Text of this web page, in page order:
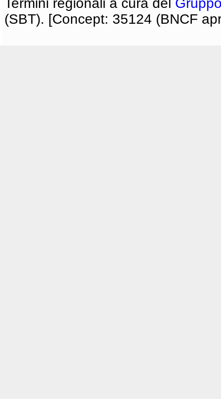
Termini regionali a cura del
(SBT). [Concept: 35124 (BNCF